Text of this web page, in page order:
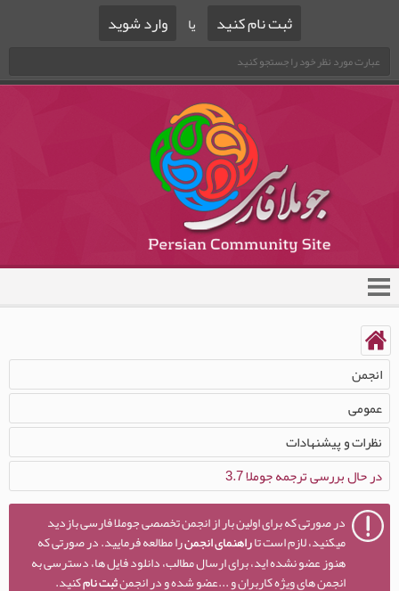
ثبت نام کنید یا وارد شوید
انجمن
عمومی
نظرات و پيشنهادات
در حال بررسی ترجمه جوملا 3.7
در صورتی که برای اولین بار از انجمن تخصصی جوملا فارسی بازدید
میکنید، لازم است تاراهنمای انجمنرا مطالعه فرمایید. در صورتی که
هنوز عضو نشده اید، برای ارسال مطالب، دانلود فایل ها، دسترسی به
انجمن های ویژه کاربران و ...عضو شده و در انجمنثبت نامکنید.